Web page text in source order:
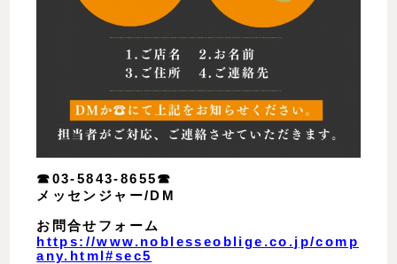
☎︎03-5843-8655☎︎
メッセンジャー/DM
お問合せフォーム
https://www.noblesseoblige.co.jp/comp
any.html#sec5